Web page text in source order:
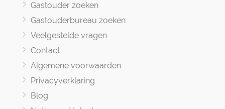
Gastouder zoeken
Gastouderbureau zoeken
Veelgestelde vragen
Contact
Algemene voorwaarden
Privacyverklaring
Blog